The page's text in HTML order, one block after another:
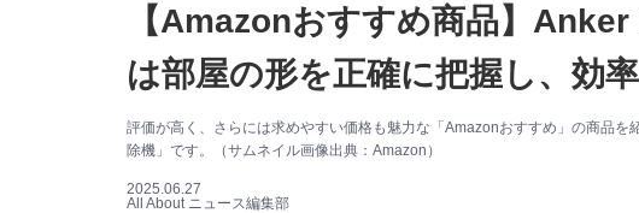
【Amazonおすすめ商品】
は部屋の形を正確に把握し、効
評価が高く、さらには求めやすい価格も魅力な「Amazonおすすめ」の商品
除機」です。（サムネイル画像出典：Amazon）
2025.06.27
All About ニュース編集部